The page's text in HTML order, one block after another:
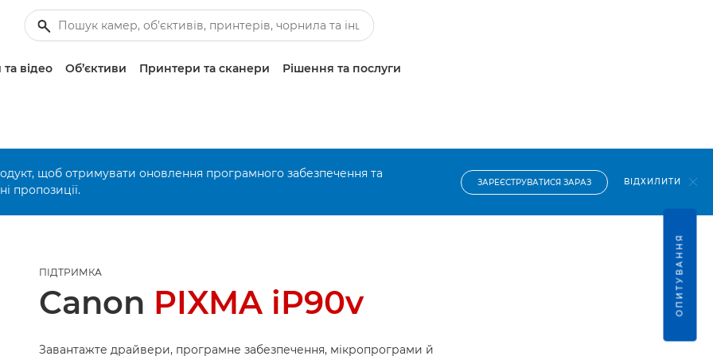
відео Об’єктиви Принтери та сканери Рішення та послуги
щоб отримувати оновлення програмного забезпечення та
пропозиції.
ЗАРЕЄСТРУВАТИСЯ ЗАРАЗ ВІДХИЛИТИ
ПІДТРИМКА
Canon PIXMA iP90v
Завантажте драйвери, програмне забезпечення, мікропрограми й
ОПИТУВАННЯ